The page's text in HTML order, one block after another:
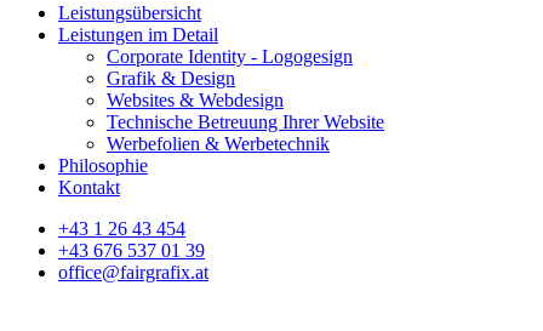
Leistungsübersicht
Leistungen im Detail
Corporate Identity - Logogesign
Grafik & Design
Websites & Webdesign
Technische Betreuung Ihrer Website
Werbefolien & Werbetechnik
Philosophie
Kontakt
+43 1 26 43 454
+43 676 537 01 39
office@fairgrafix.at